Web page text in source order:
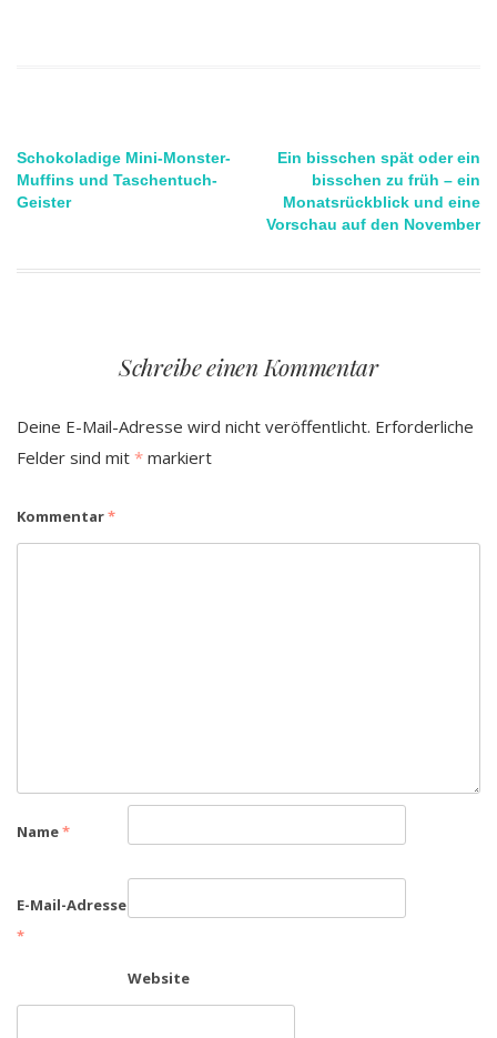
Beitragsnavigation
Schokoladige Mini-Monster-
Muffins und Taschentuch-
Geister
Ein bisschen spät oder ein
bisschen zu früh – ein
Monatsrückblick und eine
Vorschau auf den November
Schreibe einen Kommentar
Deine E-Mail-Adresse wird nicht veröffentlicht. Erforderliche
Felder sind mit * markiert
Kommentar*
Name*
E-Mail-Adresse
*
Website